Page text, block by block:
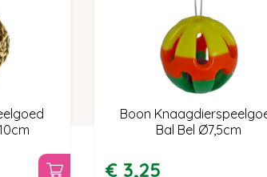
Boon
Bal Bel Ø7,5cm
€ 3,25